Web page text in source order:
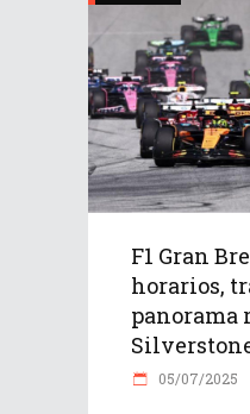
F1 Gran
horarios,
panorama
05/07/2025